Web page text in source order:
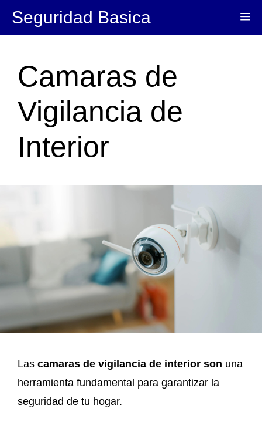
SaltarSeguridad Basica
Camaras de
Vigilancia de
Interior
Las camaras de vigilancia de interior son una
herramienta fundamental para garantizar la
seguridad de tu hogar.